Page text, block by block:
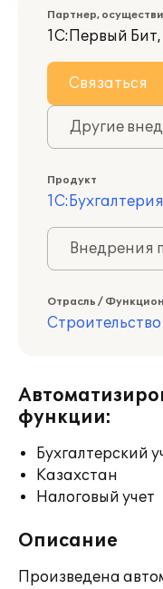
Партнер,
1С:Первый
Связаться
Другие
Продукт
Внедрения
Отрасль /
Строительство
функции:
Бухгалтерский
Казахстан
Налоговый учет
Описание
Произведена